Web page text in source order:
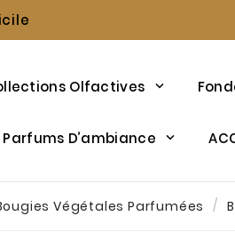
Olfactives
Parfums D’ambiance
Végétales Parfumées